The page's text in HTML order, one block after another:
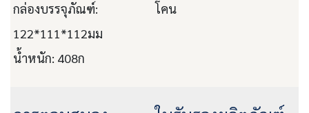
กล่องบรรจุภัณฑ์:
122*111*112มม
น้ำหนัก: 408ก
โคน